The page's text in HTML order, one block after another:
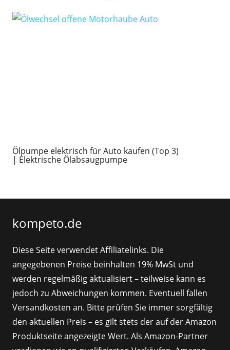
Ölpumpe elektrisch für Auto kaufen (Top 3)
| Elektrische Ölabsaugpumpe
kompeto.de
Diese Seite verwendet Affiliatelinks. Die
angegebenen Preise beinhalten 19% MwSt und
werden regelmäßig aktualisiert – teilweise kann es
jedoch zu Abweichungen kommen. Eventuell fallen
Versandkosten an. Bitte prüfen Sie immer sorgfältig
den aktuellen Preis – es gilt stets der auf der Amazon
Produktseite angezeigte Wert. Als Amazon-Partner